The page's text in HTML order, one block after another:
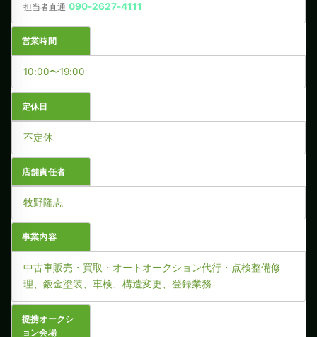
担当者直通 090-2627-4111
営業時間
10:00〜19:00
定休日
不定休
店舗責任者
牧野隆志
事業内容
中古車販売・買取・オートオークション代行・点検整備修
理、鈑金塗装、車検、構造変更、登録業務
提携オークシ
ョン会場